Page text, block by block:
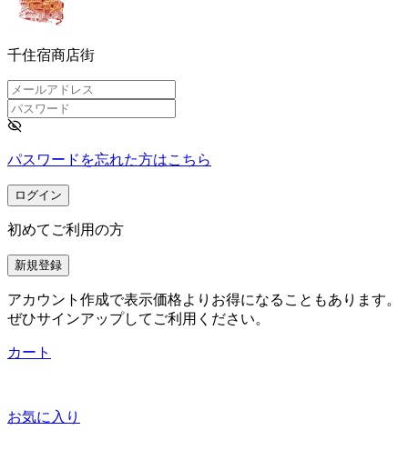
千住宿商店街
パスワードを忘れた方はこちら
ログイン
初めてご利用の方
新規登録
アカウント作成で表示価格よりお得になることもあります。
ぜひサインアップしてご利用ください。
カート
お気に入り